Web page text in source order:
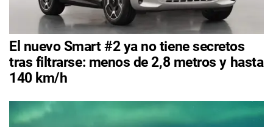
El nuevo Smart #2 ya no tiene secretos
tras filtrarse: menos de 2,8 metros y hasta
140 km/h